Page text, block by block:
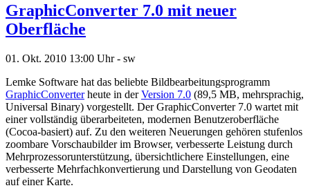
GraphicConverter 7.0 mit neuer
Oberfläche
01. Okt. 2010 13:00 Uhr - sw
Lemke Software hat das beliebte Bildbearbeitungsprogramm
GraphicConverterheute in derVersion 7.0 (89,5 MB, mehrsprachig,
Universal Binary) vorgestellt. Der GraphicConverter 7.0 wartet mit
einer vollständig überarbeiteten, modernen Benutzeroberfläche
(Cocoa-basiert) auf. Zu den weiteren Neuerungen gehören stufenlos
zoombare Vorschaubilder im Browser, verbesserte Leistung durch
Mehrprozessorunterstützung, übersichtlichere Einstellungen, eine
verbesserte Mehrfachkonvertierung und Darstellung von Geodaten
auf einer Karte.